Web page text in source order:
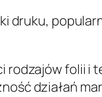
druku,
rodzajów folii i
działań